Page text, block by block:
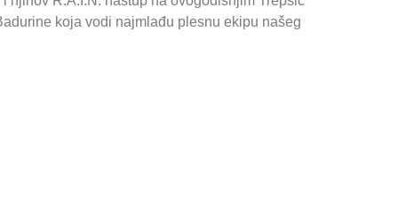
koja vodi najmlađu plesnu ekipu našeg